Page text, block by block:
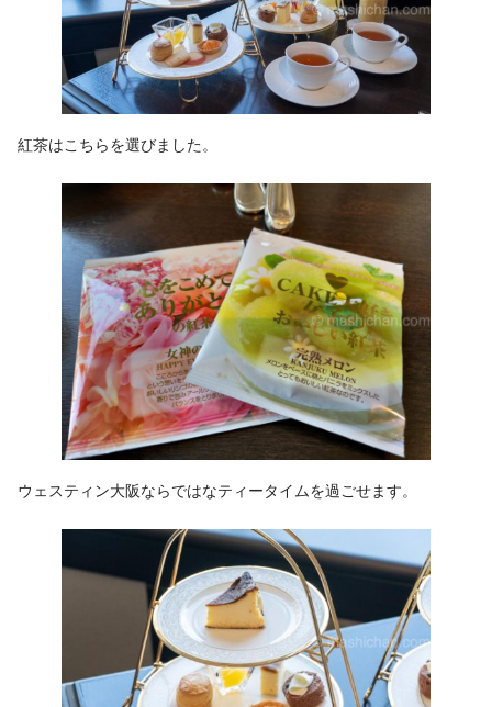
紅茶はこちらを選びました。
ウェスティン大阪ならではなティータイムを過ごせます。